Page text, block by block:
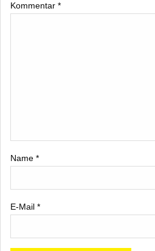
Kommentar *
Name *
E-Mail *